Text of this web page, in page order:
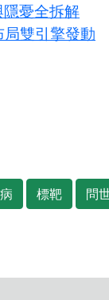
隱憂全拆解
雙引擎發動
標靶 問